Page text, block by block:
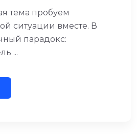
тема пробуем
ситуации вместе. В
парадокс:
...